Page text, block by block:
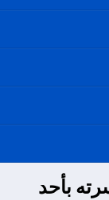
بأحد